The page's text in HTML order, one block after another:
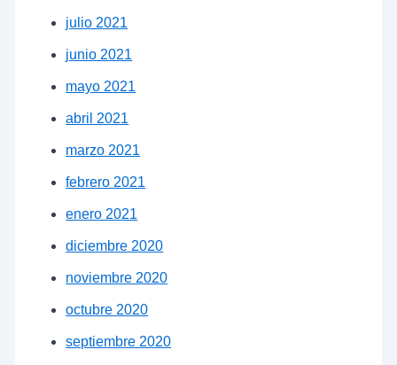
julio 2021
junio 2021
mayo 2021
abril 2021
marzo 2021
febrero 2021
enero 2021
diciembre 2020
noviembre 2020
octubre 2020
septiembre 2020